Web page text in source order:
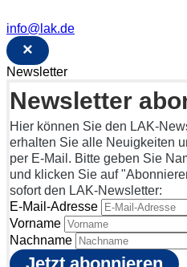
info@lak.de
×
Newsletter
Newsletter
Hier können Sie den LAK-
erhalten Sie alle Neuigkeiten
per E-Mail. Bitte geben Sie
und klicken Sie auf
sofort den LAK-Newsletter:
E-Mail-Adresse
Vorname
Nachname